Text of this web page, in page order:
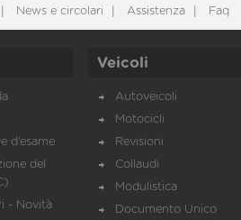
News e circolari Assistenza Faq
d’esame
del
- Novità
Veicoli
Autoveicoli
Motocicli
Revisioni
Collaudi
Modulistica
Documento Unico